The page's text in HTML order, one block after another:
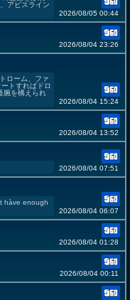
アビスライン
2026/08/05 00:44
2026/08/04 23:26
ローム、ファ
トすればドロ
腕を構えられ
2026/08/04 15:24
2026/08/04 13:52
2026/08/04 07:51
hàve enough
2026/08/04 06:07
2026/08/04 01:28
2026/08/04 00:11